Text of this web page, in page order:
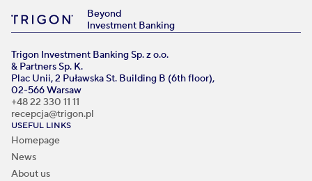
Beyond
Investment Banking
Trigon Investment Banking Sp. z o.o.
& Partners Sp. K.
Plac Unii, 2 Puławska St. Building B (6th floor),
02-566 Warsaw
+48 22 330 11 11
recepcja@trigon.pl
USEFUL LINKS
Homepage
News
About us